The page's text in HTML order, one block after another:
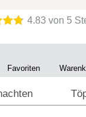
Favoriten